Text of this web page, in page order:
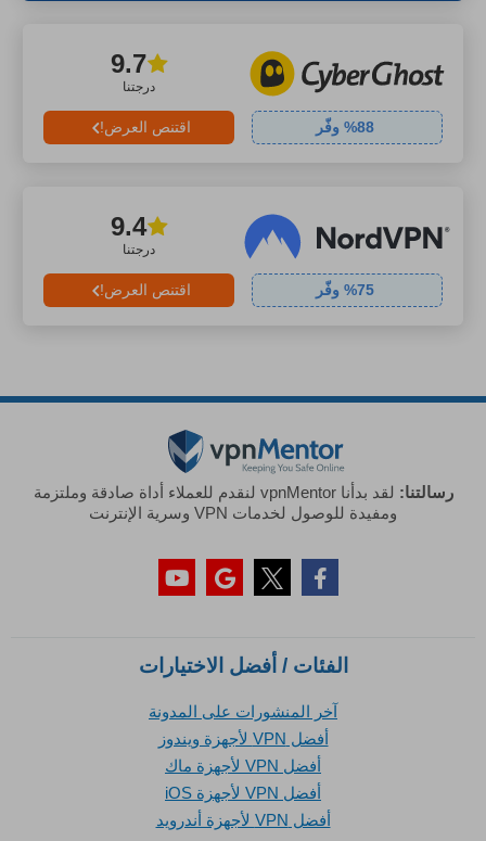
درجتنا
9.7
88% وفّر اقتنص العرض!
درجتنا
9.4
75% وفّر اقتنص العرض!
رسالتنا:
لقد بدأنا vpnMentor لنقدم للعملاء أداة صادقة وملتزمة
ومفيدة للوصول لخدمات VPN وسرية الإنترنت
الفئات / أفضل الاختيارات
آخر المنشورات على المدونة
أفضل VPN لأجهزة ويندوز
أفضل VPN لأجهزة ماك
أفضل VPN لأجهزة iOS
أفضل VPN لأجهزة أندرويد